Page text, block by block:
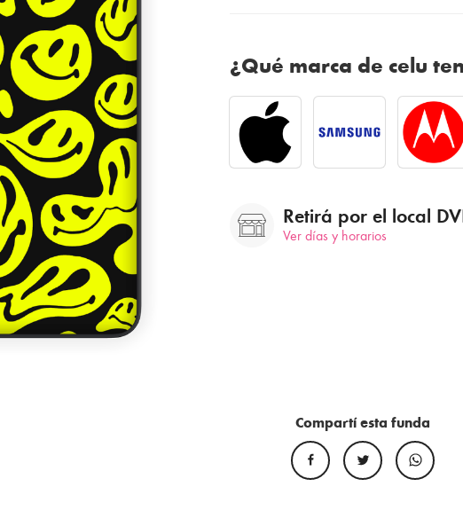
¿Qué marca de celu
Retirá por el local
Ver días y horarios
Compartí esta funda